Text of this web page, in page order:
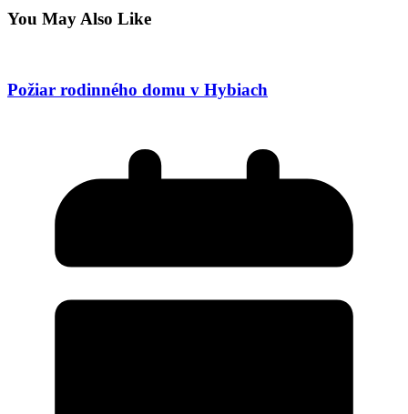
You May Also Like
Požiar rodinného domu v Hybiach